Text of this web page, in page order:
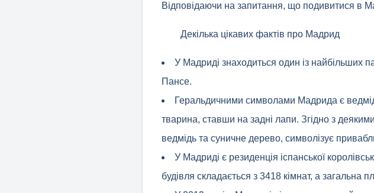
Відповідаючи на запитання, що подивитися в
Декілька цікавих фактів про Мадрид
У Мадриді знаходиться один із найбільших
Пансе.
Геральдичними символами Мадрида є
тварина, ставши на задні лапи. Згідно з
ведмідь та суничне дерево, символізує
У Мадриді є резиденція іспанської
будівля складається з 3418 кімнат, а загальна